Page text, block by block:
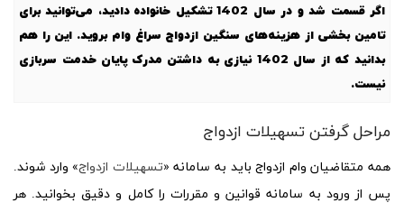
اگر قسمت شد و در سال 1402 تشکیل خانواده دادید، می‌توانید برای
تامین بخشی از هزینه‌های سنگین ازدواج سراغ وام بروید. این را هم
بدانید که از سال 1402 نیازی به داشتن مدرک پایان خدمت سربازی
نیست.
مراحل گرفتن تسهیلات ازدواج
همه متقاضیان وام ازدواج باید به سامانه «تسهیلات ازدواج» وارد شوند.
پس از ورود به سامانه قوانین و مقررات را کامل و دقیق بخوانید. هر